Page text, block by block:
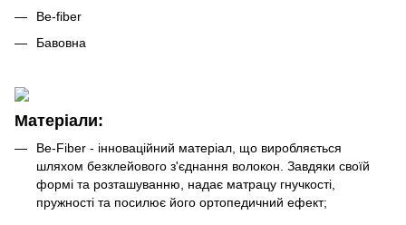
Be-fiber
Бавовна
Матеріали:
Be-Fiber - інноваційний матеріал, що виробляється
шляхом безклейового з'єднання волокон. Завдяки своїй
формі та розташуванню, надає матрацу гнучкості,
пружності та посилює його ортопедичний ефект;